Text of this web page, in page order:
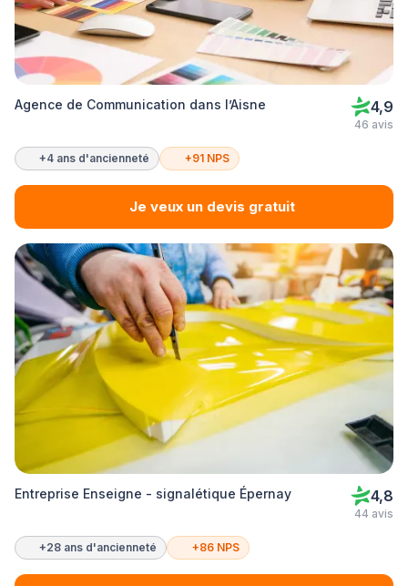
Agence de Communication dans l’Aisne 4,9
46 avis
+4 ans d'ancienneté +91 NPS
Je veux un devis gratuit
Entreprise Enseigne - signalétique Épernay 4,8
44 avis
+28 ans d'ancienneté +86 NPS